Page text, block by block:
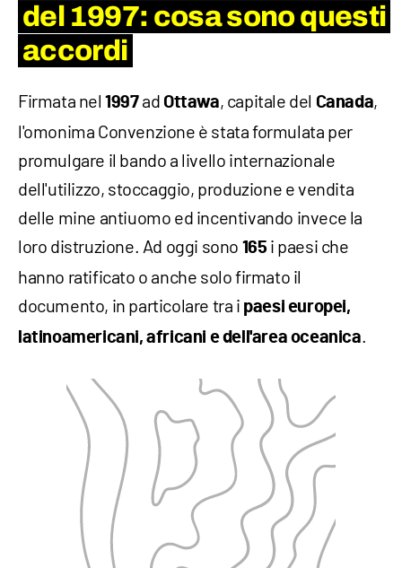
del 1997: cosa sono questi
accordi
Firmata nel1997ad Ottawa, capitale del Canada,
l'omonima Convenzione è stata formulata per
promulgare il bando a livello internazionale
dell'utilizzo, stoccaggio, produzione e vendita
delle mine antiuomo ed incentivando invece la
loro distruzione. Ad oggi sono 165i paesi che
hanno ratificato o anche solo firmato il
documento, in particolare tra i paesi europei,
latinoamericani, africani e dell'area oceanica.